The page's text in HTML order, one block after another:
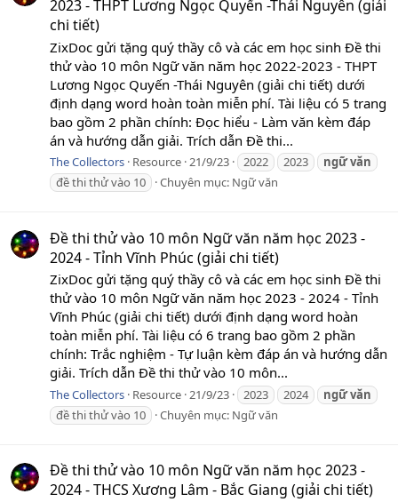
2023 - THPT Lương Ngọc Quyến -Thái Nguyên (giải
chi tiết)
ZixDoc gửi tặng quý thầy cô và các em học sinh Đề thi
thử vào 10 môn Ngữ văn năm học 2022-2023 - THPT
Lương Ngọc Quyến -Thái Nguyên (giải chi tiết) dưới
định dạng word hoàn toàn miễn phí. Tài liệu có 5 trang
bao gồm 2 phần chính: Đọc hiểu - Làm văn kèm đáp
án và hướng dẫn giải. Trích dẫn Đề thi...
The Collectors Resource 21/9/23 2022 2023 ngữvăn
đề thi thử vào 10
Chuyên mục: Ngữ văn
Đề thi thử vào 10 môn Ngữ văn năm học 2023 -
2024 - Tỉnh Vĩnh Phúc (giải chi tiết)
ZixDoc gửi tặng quý thầy cô và các em học sinh Đề thi
thử vào 10 môn Ngữ văn năm học 2023 - 2024 - Tỉnh
Vĩnh Phúc (giải chi tiết) dưới định dạng word hoàn
toàn miễn phí. Tài liệu có 6 trang bao gồm 2 phần
chính: Trắc nghiệm - Tự luận kèm đáp án và hướng dẫn
giải. Trích dẫn Đề thi thử vào 10 môn...
The Collectors Resource 21/9/23 2023 2024 ngữvăn
đề thi thử vào 10
Chuyên mục: Ngữ văn
Đề thi thử vào 10 môn Ngữ văn năm học 2023 -
2024 - THCS Xương Lâm - Bắc Giang (giải chi tiết)